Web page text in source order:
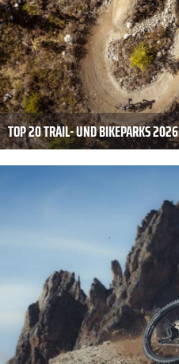
TOP 20 TRAIL- UND BIKEPARKS 2026